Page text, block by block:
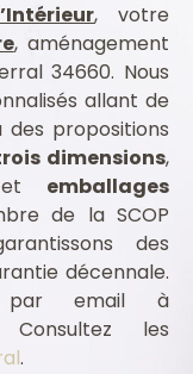
, votre
, aménagement
34660. Nous
allant de
propositions
dimensions,
emballages
de la SCOP
des
décennale.
email à
les
.